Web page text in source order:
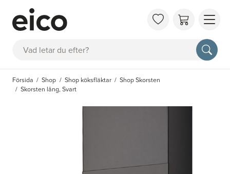
Sök
OM
FAQ
Försida Shop Shop köksfläktar
Shop Skorsten
Skorsten lång, Svart